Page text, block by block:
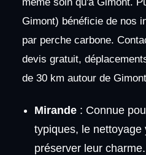
Gimont) bénéficie de nos
par perche carbone.
devis gratuit,
de 30 km autour de
Mirande: Connue
typiques, le nettoyage
préserver leur charme.